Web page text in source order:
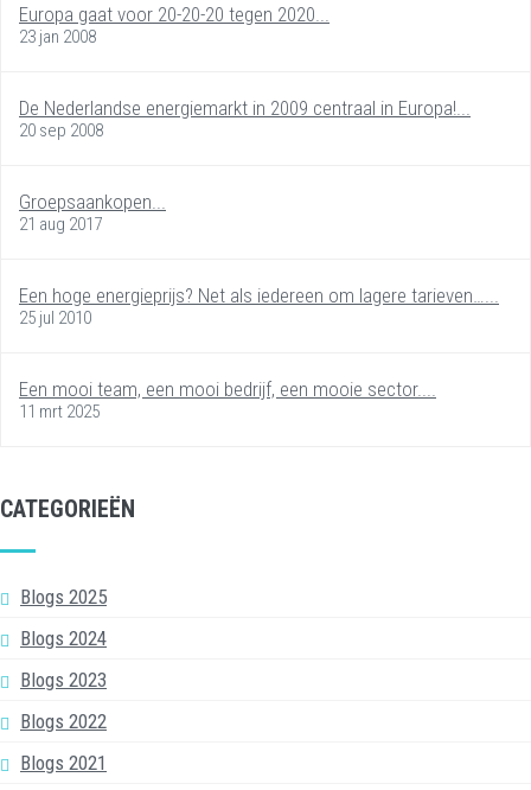
Europa gaat voor 20-20-20 tegen 2020...
23 jan 2008
De Nederlandse energiemarkt in 2009 centraal in Europa!...
20 sep 2008
Groepsaankopen...
21 aug 2017
Een hoge energieprijs? Net als iedereen om lagere tarieven…...
25 jul 2010
Een mooi team, een mooi bedrijf, een mooie sector....
11 mrt 2025
CATEGORIEËN
Blogs 2025
Blogs 2024
Blogs 2023
Blogs 2022
Blogs 2021